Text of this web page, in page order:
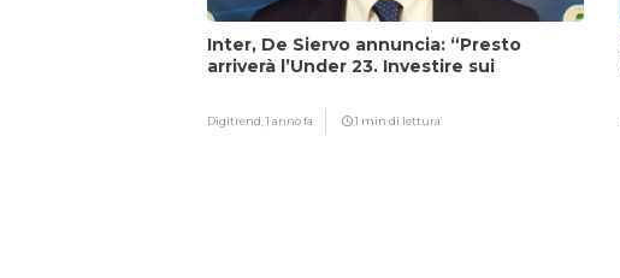
Inter, De Siervo annuncia: “Presto
arriverà l’Under 23. Investire sui
Digitrend,1 anno fa 1 min di lettura